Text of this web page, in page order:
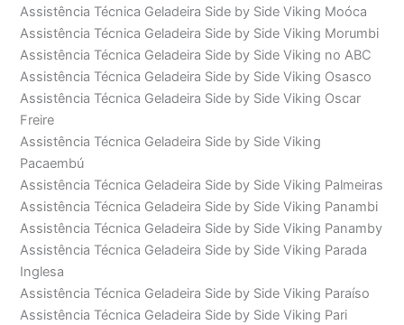
Assistência Técnica Geladeira Side by Side Viking Moóca
Assistência Técnica Geladeira Side by Side Viking Morumbi
Assistência Técnica Geladeira Side by Side Viking no ABC
Assistência Técnica Geladeira Side by Side Viking Osasco
Assistência Técnica Geladeira Side by Side Viking Oscar
Freire
Assistência Técnica Geladeira Side by Side Viking
Pacaembú
Assistência Técnica Geladeira Side by Side Viking Palmeiras
Assistência Técnica Geladeira Side by Side Viking Panambi
Assistência Técnica Geladeira Side by Side Viking Panamby
Assistência Técnica Geladeira Side by Side Viking Parada
Inglesa
Assistência Técnica Geladeira Side by Side Viking Paraíso
Assistência Técnica Geladeira Side by Side Viking Pari